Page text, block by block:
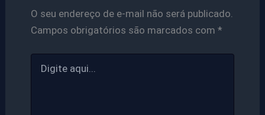
O seu endereço de e-mail não será publicado.
Campos obrigatórios são marcados com *
aqui...